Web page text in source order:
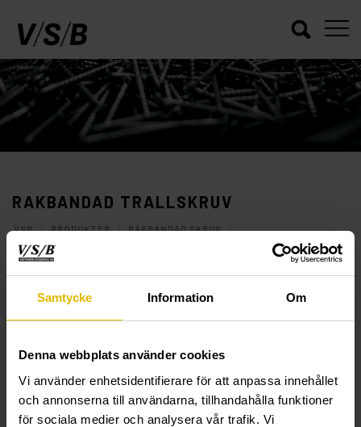
Samtycke Information Om
Denna webbplats använder cookies
Vi använder enhetsidentifierare för att anpassa innehållet
och annonserna till användarna, tillhandahålla funktioner
för sociala medier och analysera vår trafik. Vi
RAKBANDAD TRALLSKRUV
VSB / PRODUKTER / RAKBANDAD SKRUV /
RAKBANDAD TRALLSKRUV